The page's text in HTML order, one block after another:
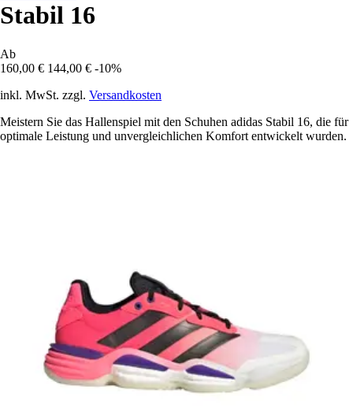
Stabil 16
Ab
160,00 € 144,00 € -10%
inkl. MwSt. zzgl. Versandkosten
Meistern Sie das Hallenspiel mit den Schuhen adidas Stabil 16, die für
optimale Leistung und unvergleichlichen Komfort entwickelt wurden.